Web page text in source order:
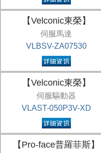
【Velconic東榮】
伺服馬達
VLBSV-ZA07530
【Velconic東榮】
伺服驅動器
VLAST-050P3V-XD
【Pro-face普羅菲斯】